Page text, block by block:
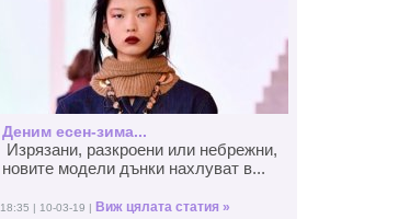
Деним есен-зима...
Изрязани, разкроени или небрежни,
новите модели дънки нахлуват в...
18:35 | 10-03-19 | Виж цялата статия »